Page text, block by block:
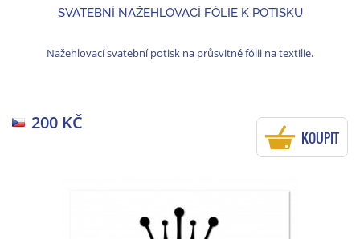
SVATEBNÍ NAŽEHLOVACÍ FÓLIE K POTISKU
Nažehlovací svatební potisk na průsvitné fólii na textilie.
200 KČ
KOUPIT